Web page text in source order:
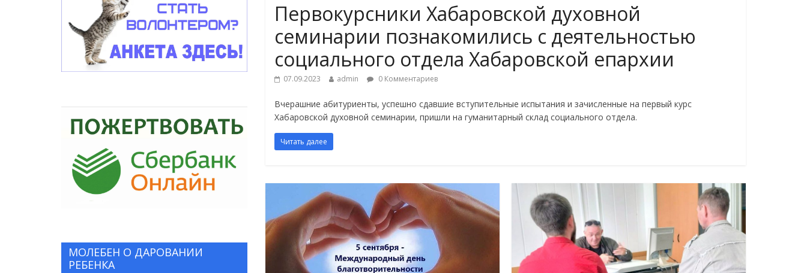
Первокурсники Хабаровской духовной
семинарии познакомились с деятельностью
социального отдела Хабаровской епархии
07.09.2023 admin 0 Комментариев
Вчерашние абитуриенты, успешно сдавшие вступительные испытания и зачисленные на первый курс
Хабаровской духовной семинарии, пришли на гуманитарный склад социального отдела.
Читать далее
МОЛЕБЕН О ДАРОВАНИИ
РЕБЕНКА